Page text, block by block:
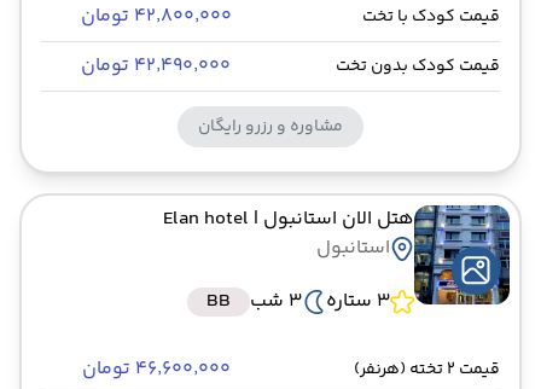
قیمت کودک با تخت ۴۲٬۸۰۰٬۰۰۰ تومان
قیمت کودک بدون تخت ۴۲٬۴۹۰٬۰۰۰ تومان
مشاوره و رزرو رایگان
هتل الان استانبول | Elan hotel
استانبول
3 ستاره
3 شب BB
قیمت 2 تخته (هرنفر) ۴۶٬۶۰۰٬۰۰۰ تومان